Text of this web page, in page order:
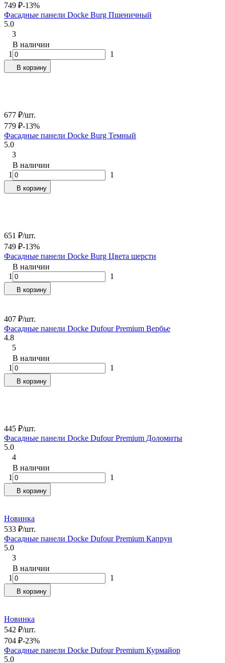
749 ₽-13%
Фасадные панели Docke Burg Пшеничный
5.0
3
В наличии
1
1
В корзину
677 ₽/шт.
779 ₽-13%
Фасадные панели Docke Burg Темный
5.0
3
В наличии
1
1
В корзину
651 ₽/шт.
749 ₽-13%
Фасадные панели Docke Burg Цвета шерсти
В наличии
1
1
В корзину
407 ₽/шт.
Фасадные панели Docke Dufour Premium Вербье
4.8
5
В наличии
1
1
В корзину
445 ₽/шт.
Фасадные панели Docke Dufour Premium Доломиты
5.0
4
В наличии
1
1
В корзину
Новинка
533 ₽/шт.
Фасадные панели Docke Dufour Premium Капрун
5.0
3
В наличии
1
1
В корзину
Новинка
542 ₽/шт.
704 ₽-23%
Фасадные панели Docke Dufour Premium Курмайор
5.0